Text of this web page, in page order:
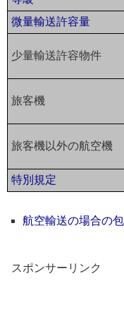
微量輸送許容量
少量輸送許容物件
旅客機
旅客機以外の航空機
特別規定
航空輸送の場合の
スポンサーリンク